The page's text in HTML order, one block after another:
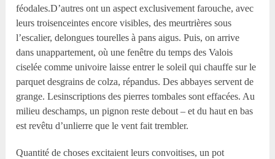
féodales.D’autres ont un aspect exclusivement farouche, avec
leurs troisenceintes encore visibles, des meurtrières sous
l’escalier, delongues tourelles à pans aigus. Puis, on arrive
dans unappartement, où une fenêtre du temps des Valois
ciselée comme univoire laisse entrer le soleil qui chauffe sur le
parquet desgrains de colza, répandus. Des abbayes servent de
grange. Lesinscriptions des pierres tombales sont effacées. Au
milieu deschamps, un pignon reste debout – et du haut en bas
est revêtu d’unlierre que le vent fait trembler.
Quantité de choses excitaient leurs convoitises, un pot